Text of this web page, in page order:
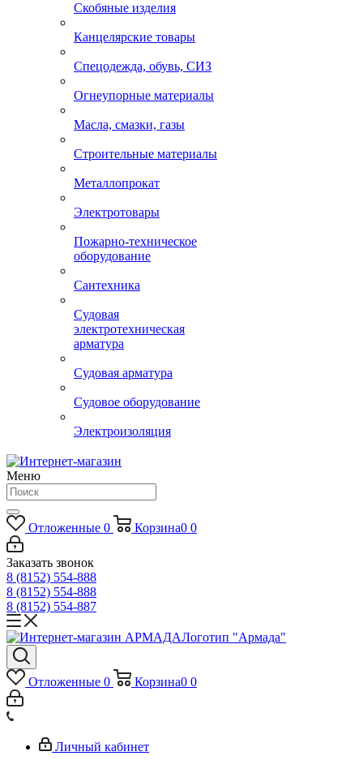
Скобяные изделия
Канцелярские товары
Спецодежда, обувь, СИЗ
Огнеупорные материалы
Масла, смазки, газы
Строительные материалы
Металлопрокат
Электротовары
Пожарно-техническое
оборудование
Сантехника
Судовая
электротехническая
арматура
Судовая арматура
Судовое оборудование
Электроизоляция
Меню
Отложенные 0 Корзина0 0
Заказать звонок
8 (8152) 554-888
8 (8152) 554-888
8 (8152) 554-887
Логотип "Армада"
Отложенные 0 Корзина0 0
Личный кабинет